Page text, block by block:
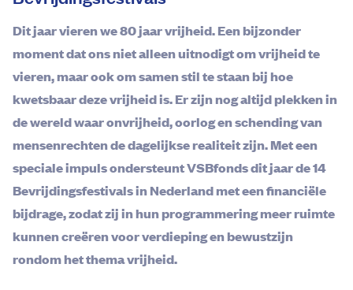
Dit jaar vieren we 80 jaar vrijheid. Een bijzonder
moment dat ons niet alleen uitnodigt om vrijheid te
vieren, maar ook om samen stil te staan bij hoe
kwetsbaar deze vrijheid is. Er zijn nog altijd plekken in
de wereld waar onvrijheid, oorlog en schending van
mensenrechten de dagelijkse realiteit zijn. Met een
speciale impuls ondersteunt VSBfonds dit jaar de 14
Bevrijdingsfestivals in Nederland met een financiële
bijdrage, zodat zij in hun programmering meer ruimte
kunnen creëren voor verdieping en bewustzijn
rondom het thema vrijheid.